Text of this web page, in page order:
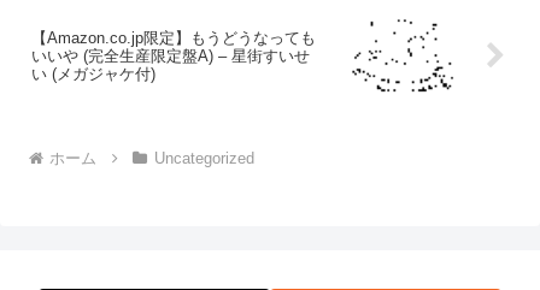
【Amazon.co.jp限定】もうどうなっても
いいや (完全生産限定盤A) – 星街すいせ
い (メガジャケ付)
ホーム Uncategorized